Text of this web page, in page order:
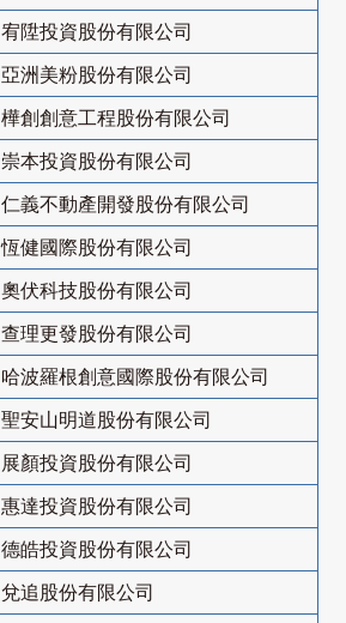
宥陞投資股份有限公司
亞洲美粉股份有限公司
樺創創意工程股份有限公司
崇本投資股份有限公司
仁義不動產開發股份有限公司
恆健國際股份有限公司
奧伏科技股份有限公司
查理更發股份有限公司
哈波羅根創意國際股份有限公司
聖安山明道股份有限公司
展顏投資股份有限公司
惠達投資股份有限公司
德皓投資股份有限公司
兌追股份有限公司